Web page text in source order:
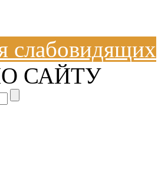
слабовидящих
САЙТУ